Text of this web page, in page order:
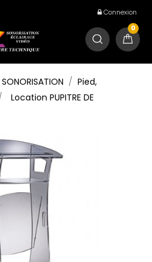
Connexion
0
SONORISATION
Pied,
Location PUPITRE DE